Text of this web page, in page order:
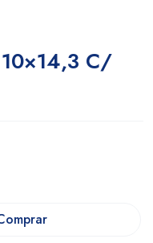
C/